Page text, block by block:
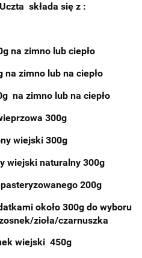
składa się z :
na zimno lub ciepło
na zimno lub na ciepło
na zimno lub na ciepło
300g
wiejski 300g
wiejski naturalny 300g
200g
około 300g do wyboru
zioła/czarnuszka
wiejski 450g